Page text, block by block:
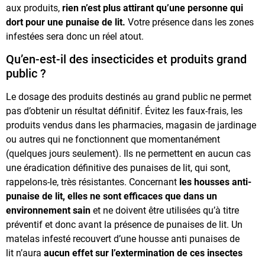
aux produits, rien n’est plus attirant qu’une personne qui
dort pour une punaise de lit. Votre présence dans les zones
infestées sera donc un réel atout.
Qu’en-est-il des insecticides et produits grand
public ?
Le dosage des produits destinés au grand public ne permet
pas d’obtenir un résultat définitif. Évitez les faux-frais, les
produits vendus dans les pharmacies, magasin de jardinage
ou autres qui ne fonctionnent que momentanément
(quelques jours seulement). Ils ne permettent en aucun cas
une éradication définitive des punaises de lit, qui sont,
rappelons-le, très résistantes. Concernant les housses anti-
punaise de lit, elles ne sont efficaces que dans un
environnement sain et ne doivent être utilisées qu’à titre
préventif et donc avant la présence de punaises de lit. Un
matelas infesté recouvert d’une housse anti punaises de
lit n’aura aucun effet sur l’extermination de ces insectes